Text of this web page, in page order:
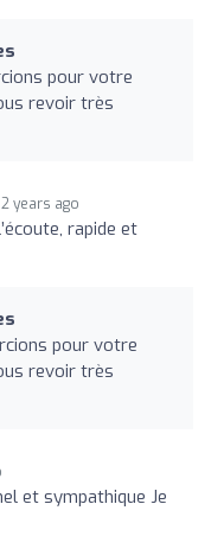
pour votre
revoir très
2 years ago
rapide et
pour votre
revoir très
et sympathique Je